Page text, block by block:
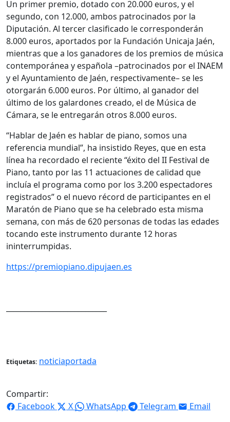
Un primer premio, dotado con 20.000 euros, y el
segundo, con 12.000, ambos patrocinados por la
Diputación. Al tercer clasificado le corresponderán
8.000 euros, aportados por la Fundación Unicaja Jaén,
mientras que a los ganadores de los premios de música
contemporánea y española –patrocinados por el INAEM
y el Ayuntamiento de Jaén, respectivamente– se les
otorgarán 6.000 euros. Por último, al ganador del
último de los galardones creado, el de Música de
Cámara, se le entregarán otros 8.000 euros.
“Hablar de Jaén es hablar de piano, somos una
referencia mundial”, ha insistido Reyes, que en esta
línea ha recordado el reciente “éxito del II Festival de
Piano, tanto por las 11 actuaciones de calidad que
incluía el programa como por los 3.200 espectadores
registrados” o el nuevo récord de participantes en el
Maratón de Piano que se ha celebrado esta misma
semana, con más de 620 personas de todas las edades
tocando este instrumento durante 12 horas
ininterrumpidas.
https://premiopiano.dipujaen.es
Etiquetas: noticiaportada
Compartir:
Facebook
X WhatsApp Telegram Email